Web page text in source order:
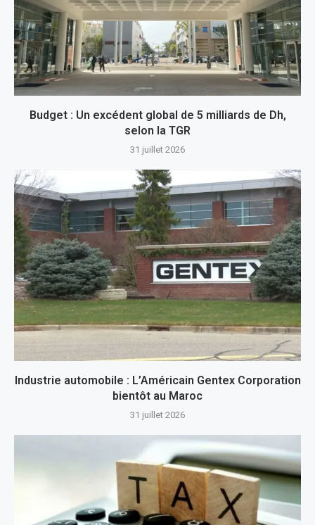
Budget : Un excédent global de 5 milliards de Dh,
selon la TGR
31 juillet 2026
Industrie automobile : L’Américain Gentex Corporation
bientôt au Maroc
31 juillet 2026